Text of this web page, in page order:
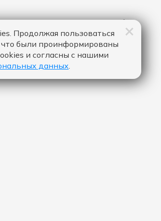
"MOVIN' TO THE SUN - HUGEL &
ЗА "LOSE MY MIND - DON TOLIVER
Продолжая пользоваться
были проинформированы
и согласны с нашими
данных.